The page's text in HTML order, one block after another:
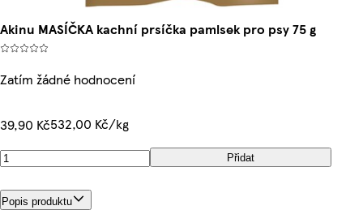
Akinu MASÍČKA kachní prsíčka pamlsek pro psy 75 g
Zatím žádné hodnocení
39,90 Kč532,00 Kč/kg
Přidat
Popis produktu